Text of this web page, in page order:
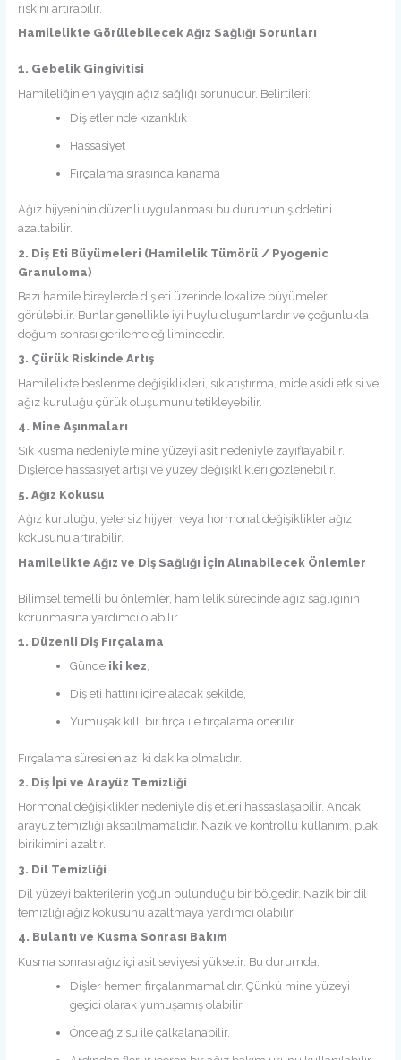
riskini artırabilir.
Hamilelikte Görülebilecek Ağız Sağlığı Sorunları
1. Gebelik Gingivitisi
Hamileliğin en yaygın ağız sağlığı sorunudur. Belirtileri:
Diş etlerinde kızarıklık
Hassasiyet
Fırçalama sırasında kanama
Ağız hijyeninin düzenli uygulanması bu durumun şiddetini
azaltabilir.
2. Diş Eti Büyümeleri (Hamilelik Tümörü / Pyogenic
Granuloma)
Bazı hamile bireylerde diş eti üzerinde lokalize büyümeler
görülebilir. Bunlar genellikle iyi huylu oluşumlardır ve çoğunlukla
doğum sonrası gerileme eğilimindedir.
3. Çürük Riskinde Artış
Hamilelikte beslenme değişiklikleri, sık atıştırma, mide asidi etkisi ve
ağız kuruluğu çürük oluşumunu tetikleyebilir.
4. Mine Aşınmaları
Sık kusma nedeniyle mine yüzeyi asit nedeniyle zayıflayabilir.
Dişlerde hassasiyet artışı ve yüzey değişiklikleri gözlenebilir.
5. Ağız Kokusu
Ağız kuruluğu, yetersiz hijyen veya hormonal değişiklikler ağız
kokusunu artırabilir.
Hamilelikte Ağız ve Diş Sağlığı İçin Alınabilecek Önlemler
Bilimsel temelli bu önlemler, hamilelik sürecinde ağız sağlığının
korunmasına yardımcı olabilir.
1. Düzenli Diş Fırçalama
Günde iki kez,
Diş eti hattını içine alacak şekilde,
Yumuşak kıllı bir fırça ile fırçalama önerilir.
Fırçalama süresi en az iki dakika olmalıdır.
2. Diş İpi ve Arayüz Temizliği
Hormonal değişiklikler nedeniyle diş etleri hassaslaşabilir. Ancak
arayüz temizliği aksatılmamalıdır. Nazik ve kontrollü kullanım, plak
birikimini azaltır.
3. Dil Temizliği
Dil yüzeyi bakterilerin yoğun bulunduğu bir bölgedir. Nazik bir dil
temizliği ağız kokusunu azaltmaya yardımcı olabilir.
4. Bulantı ve Kusma Sonrası Bakım
Kusma sonrası ağız içi asit seviyesi yükselir. Bu durumda:
Dişler hemen fırçalanmamalıdır. Çünkü mine yüzeyi
geçici olarak yumuşamış olabilir.
Önce ağız su ile çalkalanabilir.